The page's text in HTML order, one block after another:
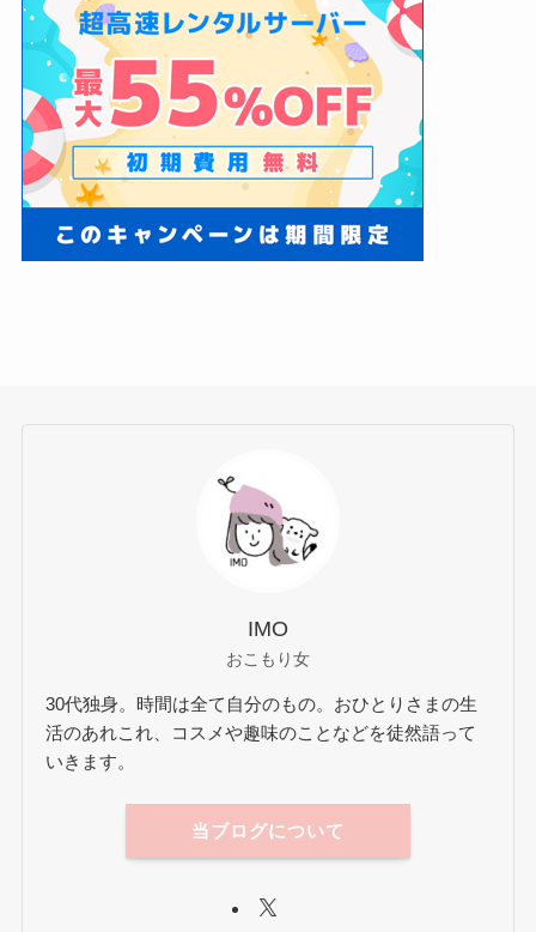
IMO
おこもり女
30代独身。時間は全て自分のもの。おひとりさまの生
活のあれこれ、コスメや趣味のことなどを徒然語って
いきます。
当ブログについて